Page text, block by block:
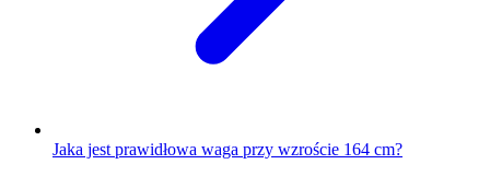
Jaka jest prawidłowa waga przy wzroście 164 cm?